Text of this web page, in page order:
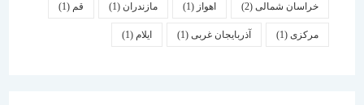
خراسان شمالی(2) اهواز مازندران(1) قم
(1) آذربایجان غربی(1) ایلام